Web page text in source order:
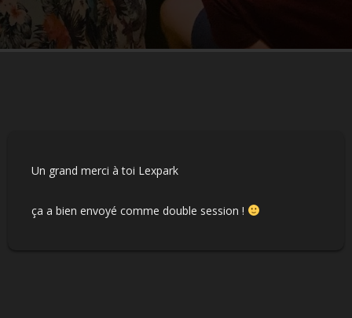
Un grand merci à toi Lexpark
ça a bien envoyé comme double session !